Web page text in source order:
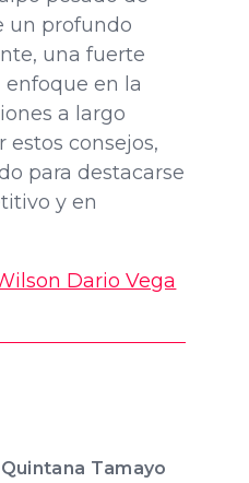
un profundo
una fuerte
en la
a largo
consejos,
para destacarse
y en
Dario Vega
Tamayo